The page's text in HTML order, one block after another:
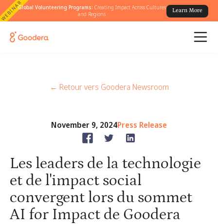
WEBINARGlobal Volunteering Programs: Creating Impact Across Cultures
and Regions
Learn More
← Retour vers Goodera Newsroom
November 9, 2024Press Release
Les leaders de la technologie
et de l'impact social
convergent lors du sommet
AI for Impact de Goodera